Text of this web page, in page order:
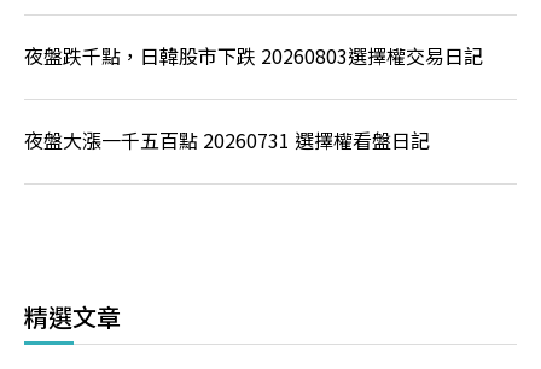
夜盤跌千點，日韓股市下跌 20260803選擇權交易日記
夜盤大漲一千五百點 20260731 選擇權看盤日記
精選文章